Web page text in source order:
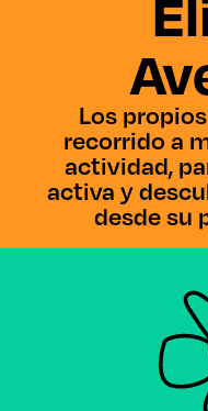
Los
recorrido a
actividad,
activa y
desde su